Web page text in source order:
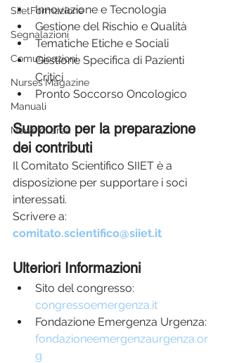
SiietFormazione
Segnalazioni
Comunicazioni
Nurses'Magazine
Manuali
News di area
Innovazione e Tecnologia
Gestione del Rischio e Qualità
Tematiche Etiche e Sociali
Gestione Specifica di Pazienti
Critici
Pronto Soccorso Oncologico
Supporto per la preparazione
dei contributi
Il Comitato Scientifico SIIET è a
disposizione per supportare i soci
interessati.
Scrivere a:
comitato.scientifico@siiet.it
Ulteriori Informazioni
Sito del congresso:
congressoemergenza.it
Fondazione Emergenza Urgenza:
fondazioneemergenzaurgenza.or
g